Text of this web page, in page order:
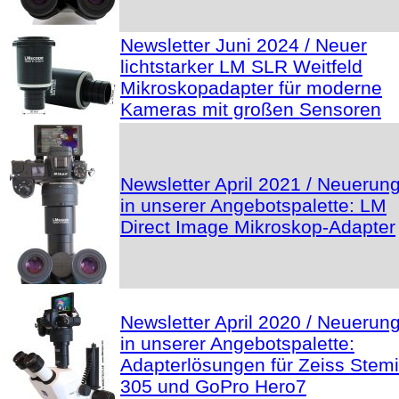
Newsletter Juni 2024 / Neuer
lichtstarker LM SLR Weitfeld
Mikroskopadapter für moderne
Kameras mit großen Sensoren
Newsletter April 2021 /
in unserer Angebotspalette: LM
Direct Image Mikroskop-Adapter
Newsletter April 2020 /
in unserer Angebotspalette:
Adapterlösungen für Zeiss Stemi
305 und GoPro Hero7